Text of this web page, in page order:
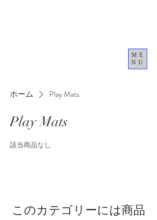
ME
NU
ホーム Play Mats
Play Mats
該当商品なし
このカテゴリーには商品